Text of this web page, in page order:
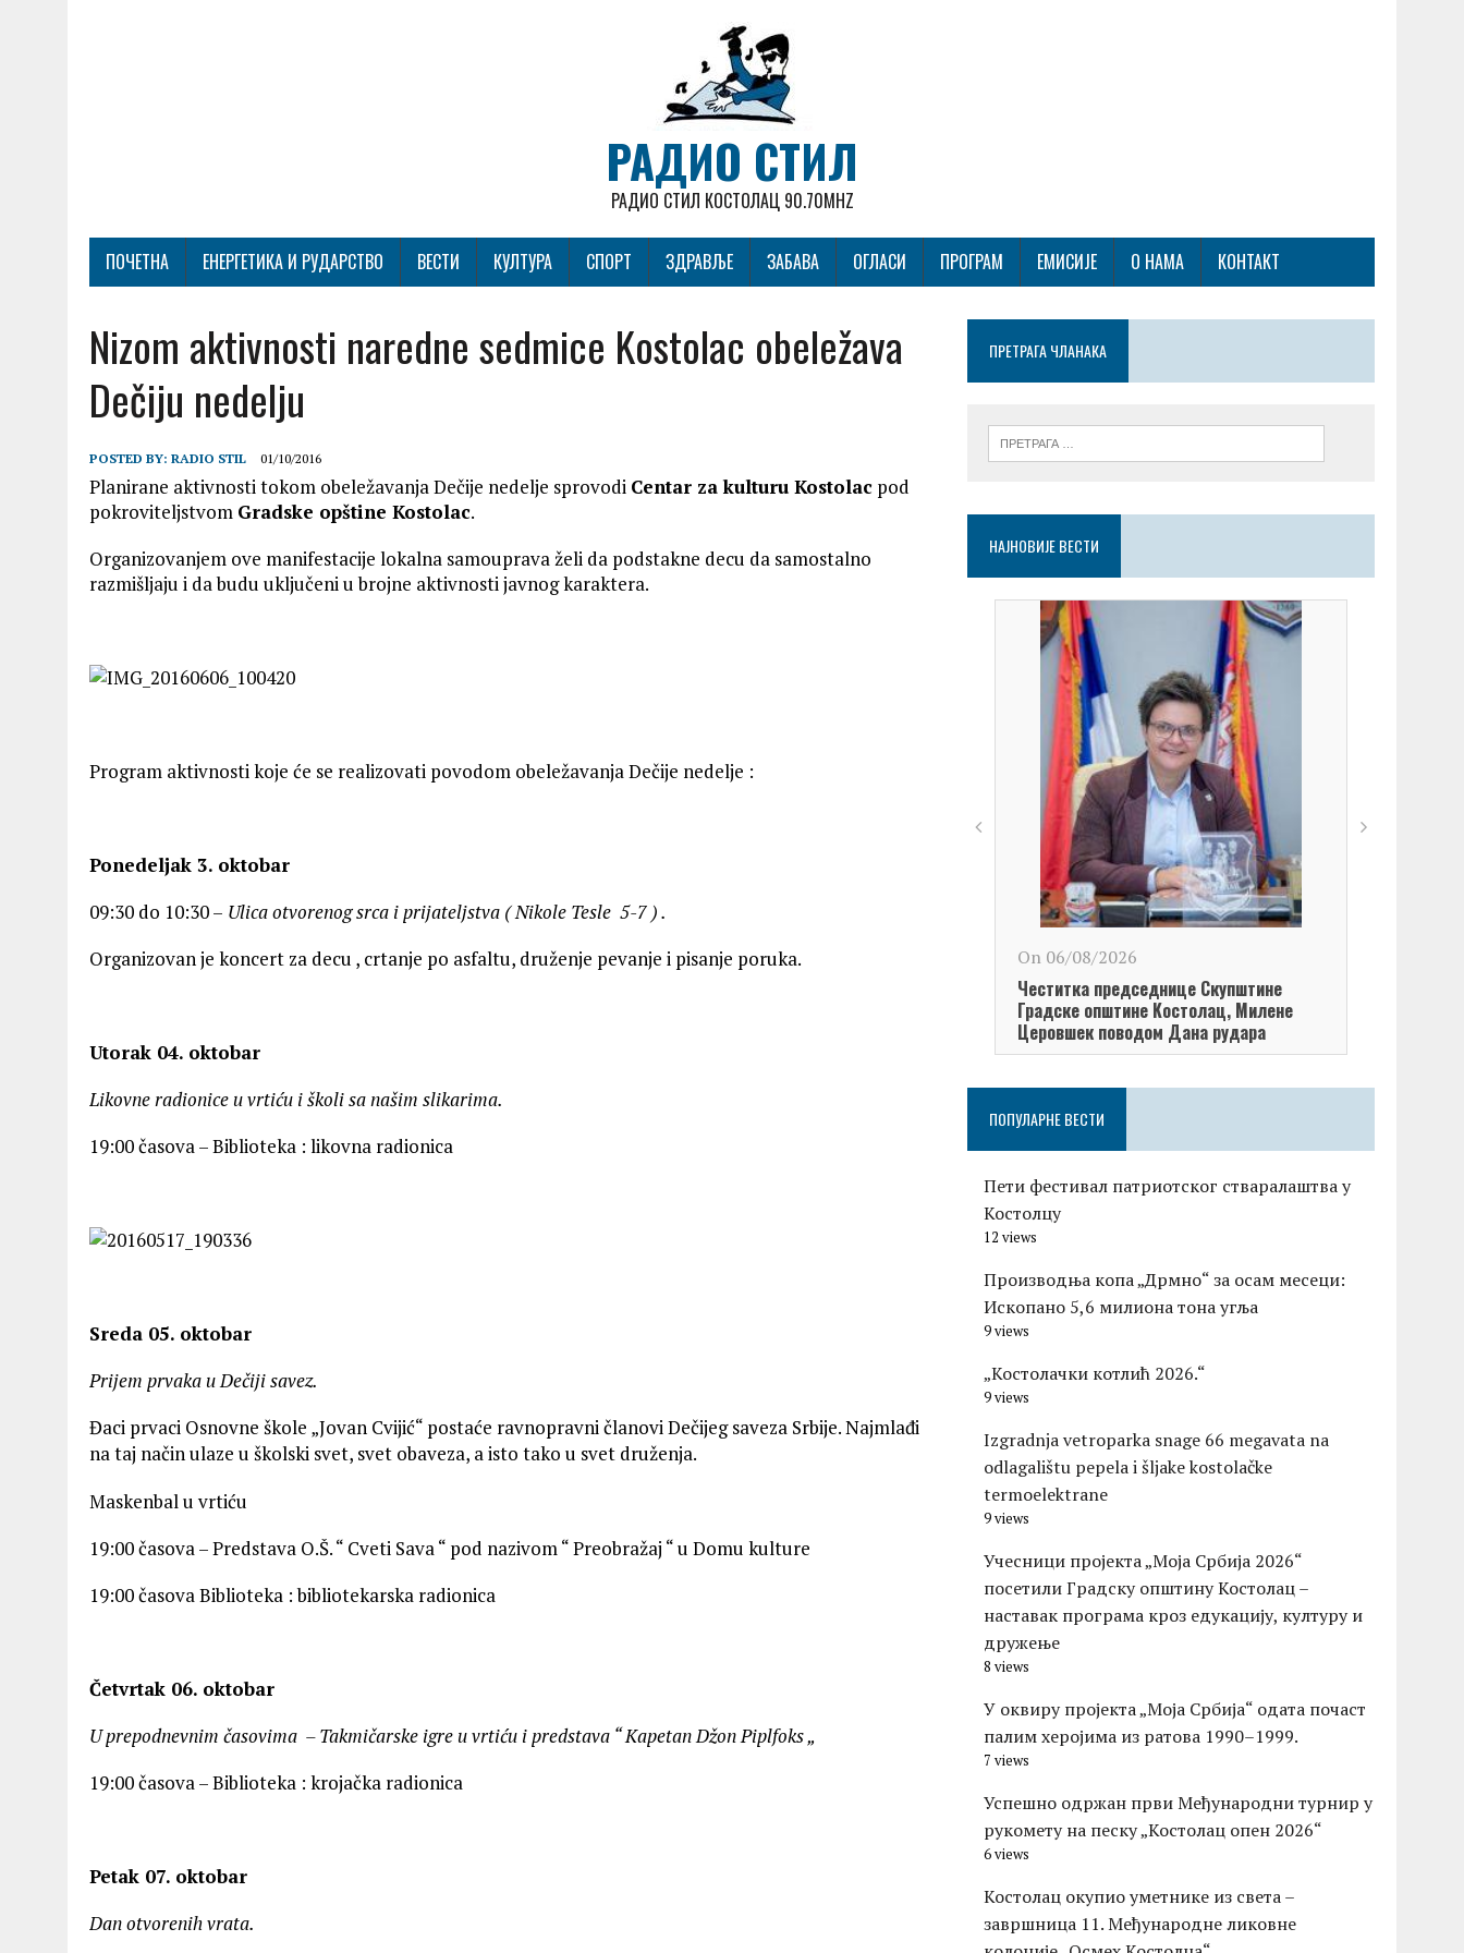
РАДИО СТИЛ
РАДИО СТИЛ КОСТОЛАЦ 90.70MHZ
ПОЧЕТНА ЕНЕРГЕТИКА И РУДАРСТВО ВЕСТИ КУЛТУРА СПОРТ ЗДРАВЉЕ ЗАБАВА ОГЛАСИ ПРОГРАМ ЕМИСИЈЕ О НАМА КОНТАКТ
Nizom aktivnosti naredne sedmice Kostolac obeležava
Dečiju nedelju
POSTED BY: RADIO STIL 01/10/2016
Planirane aktivnosti tokom obeležavanja Dečije nedelje sprovodi Centar za kulturu Kostolac pod
pokroviteljstvom Gradske opštine Kostolac.
Organizovanjem ove manifestacije lokalna samouprava želi da podstakne decu da samostalno
razmišljaju i da budu uključeni u brojne aktivnosti javnog karaktera.
Program aktivnosti koje će se realizovati povodom obeležavanja Dečije nedelje :
Ponedeljak 3. oktobar
09:30 do 10:30 – Ulica otvorenog srca i prijateljstva ( Nikole Tesle 5-7 ) .
Organizovan je koncert za decu , crtanje po asfaltu, druženje pevanje i pisanje poruka.
Utorak 04. oktobar
Likovne radionice u vrtiću i školi sa našim slikarima.
19:00 časova – Biblioteka : likovna radionica
Sreda 05. oktobar
Prijem prvaka u Dečiji savez.
Đaci prvaci Osnovne škole „Jovan Cvijić“ postaće ravnopravni članovi Dečijeg saveza Srbije. Najmlađi
na taj načinulaze u školski svet, svet obaveza, a isto tako u svet druženja.
Maskenbal u vrtiću
19:00 časova – Predstava O.Š. “ Cveti Sava “ pod nazivom “ Preobražaj “ u Domu kulture
19:00 časova Biblioteka : bibliotekarska radionica
Četvrtak 06. oktobar
U prepodnevnim časovima – Takmičarske igre u vrtiću i predstava “ Kapetan Džon Piplfoks „
19:00 časova – Biblioteka : krojačka radionica
Petak 07. oktobar
Dan otvorenih vrata.
ПРЕТРАГА ЧЛАНАКА
НАЈНОВИЈЕ ВЕСТИ
On 06/08/2026
Честитка председнице Скупштине
Градске општине Kостолац, Милене
Церовшек поводом Дана рудара
ПОПУЛАРНЕ ВЕСТИ
Пети фестивал патриотског стваралаштва у
Костолцу
12 views
Производња копа „Дрмно“ за осам месеци:
Ископано 5,6 милиона тона угља
9 views
„Костолачки котлић 2026.“
9 views
Izgradnja vetroparka snage 66 megavata na
odlagalištu pepela i šljake kostolačke
termoelektrane
9 views
Учесници пројекта „Моја Србија 2026“
посетили Градску општину Костолац –
наставак програма кроз едукацију, културу и
дружење
8 views
У оквиру пројекта „Моја Србија“ одата почаст
палим херојима из ратова 1990–1999.
7 views
Успешно одржан први Међународни турнир у
рукомету на песку „Костолац опен 2026“
6 views
Костолац окупио уметнике из света –
завршница 11. Међународне ликовне